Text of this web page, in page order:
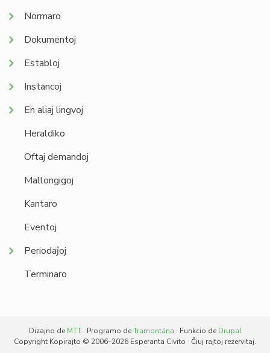
Normaro
Dokumentoj
Establoj
Instancoj
En aliaj lingvoj
Heraldiko
Oftaj demandoj
Mallongigoj
Kantaro
Eventoj
Periodaĵoj
Terminaro
Dizajno de MTT· Programo deTramontána · Funkcio de Drupal
Copyright Kopirajto © 2006–2026 Esperanta Civito · Ĉiuj rajtoj rezervitaj.